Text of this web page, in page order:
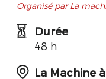
Organisé par La
Durée
48 h
La Machine